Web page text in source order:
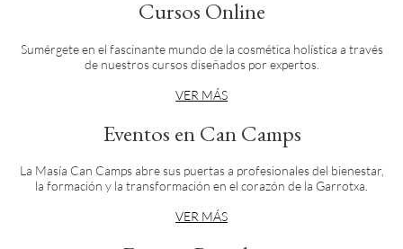
Cursos Online
Sumérgete en el fascinante mundo de la cosmética holística a través
de nuestros cursos diseñados por expertos.
VER MÁS
Eventos en Can Camps
La Masía Can Camps abre sus puertas a profesionales del bienestar,
la formación y la transformación en el corazón de la Garrotxa.
VER MÁS